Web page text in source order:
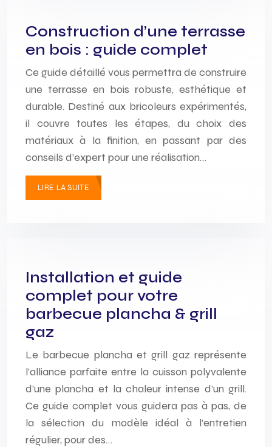
Construction d’une terrasse
en bois : guide complet
Ce guide détaillé vous permettra de construire
une terrasse en bois robuste, esthétique et
durable. Destiné aux bricoleurs expérimentés,
il couvre toutes les étapes, du choix des
matériaux à la finition, en passant par des
conseils d’expert pour une réalisation…
LIRE LA SUITE
Installation et guide
complet pour votre
barbecue plancha & grill
gaz
Le barbecue plancha et grill gaz représente
l’alliance parfaite entre la cuisson polyvalente
d’une plancha et la chaleur intense d’un grill.
Ce guide complet vous guidera pas à pas, de
la sélection du modèle idéal à l’entretien
régulier, pour des…